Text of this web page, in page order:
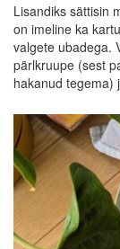
Lisandiks sättisin
on imeline ka
valgete ubadega.
pärlkruupe (sest
hakanud tegema)